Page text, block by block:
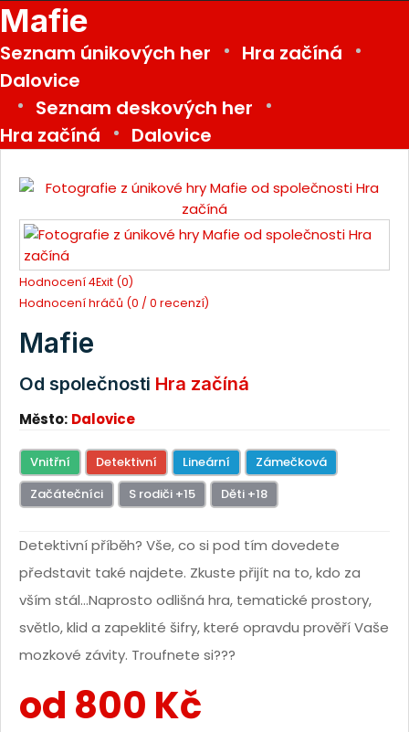
Mafie
Seznam únikových her
Hra začíná
Dalovice
Seznam deskových her
Hra začíná
Dalovice
Hodnocení 4Exit (0)
Hodnocení hráčů (0 / 0 recenzí)
Mafie
Od společnosti Hra začíná
Město: Dalovice
Vnitřní Detektivní Lineární
Zámečková
Začátečníci
S rodiči +15 Děti +18
Detektivní příběh? Vše, co si pod tím dovedete
představit také najdete. Zkuste přijít na to, kdo za
vším stál…Naprosto odlišná hra, tematické prostory,
světlo, klid a zapeklité šifry, které opravdu prověří Vaše
mozkové závity. Troufnete si???
od 800 Kč